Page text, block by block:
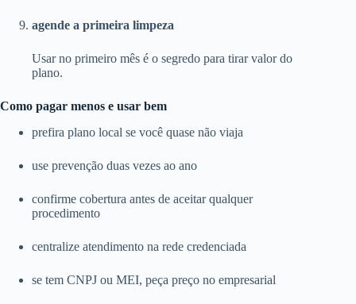
agende a primeira limpeza
Usar no primeiro mês é o segredo para tirar valor do
plano.
Como pagar menos e usar bem
prefira plano local se você quase não viaja
use prevenção duas vezes ao ano
confirme cobertura antes de aceitar qualquer
procedimento
centralize atendimento na rede credenciada
se tem CNPJ ou MEI, peça preço no empresarial